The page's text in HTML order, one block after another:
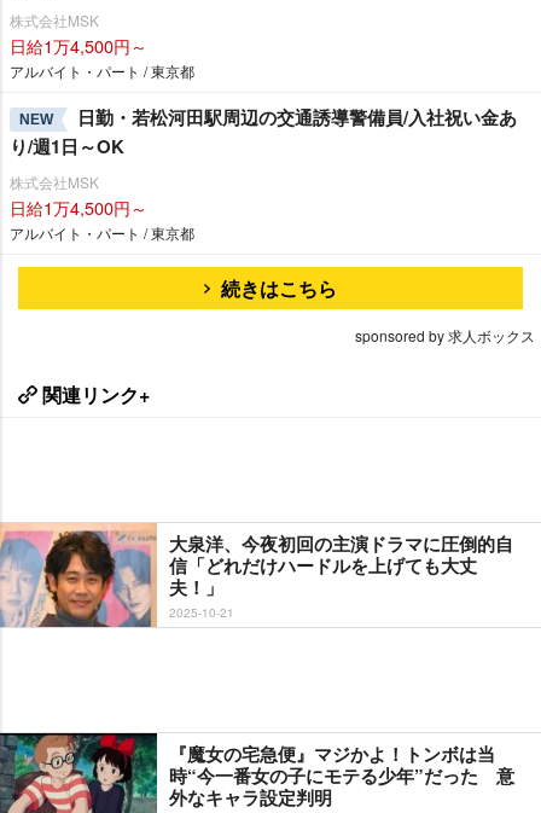
株式会社MSK
日給1万4,500円～
アルバイト・パート / 東京都
NEW
日勤・若松河田駅周辺の交通誘導警備員/入社祝い金あ
り/週1日～OK
株式会社MSK
日給1万4,500円～
アルバイト・パート / 東京都
続きはこちら
sponsored by 求人ボックス
関連リンク+
大泉洋、今夜初回の主演ドラマに圧倒的自
信「どれだけハードルを上げても大丈
夫！」
2025-10-21
『魔女の宅急便』マジかよ！トンボは当
時“今一番女の子にモテる少年”だった 意
外なキャラ設定判明